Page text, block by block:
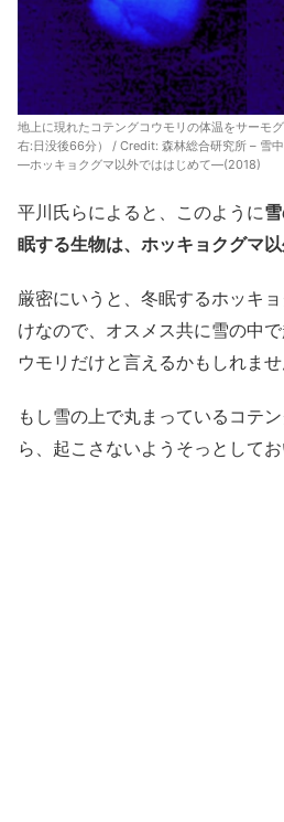
地上に現れたコテングコウモリの体温をサーモ
右:日没後66分） / Credit: 森林総合研究所 – 雪
―ホッキョクグマ以外でははじめて―(2018)
平川氏らによると、このように
眠する生物は、ホッキョクグマ
厳密にいうと、冬眠するホッキ
けなので、オスメス共に雪の中
ウモリだけと言えるかもしれませ
もし雪の上で丸まっているコテ
ら、起こさないようそっとしてお